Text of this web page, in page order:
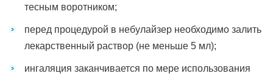
тесным воротником;
перед процедурой в небулайзер необходимо залить
лекарственный раствор (не меньше 5 мл);
ингаляция заканчивается по мере использования